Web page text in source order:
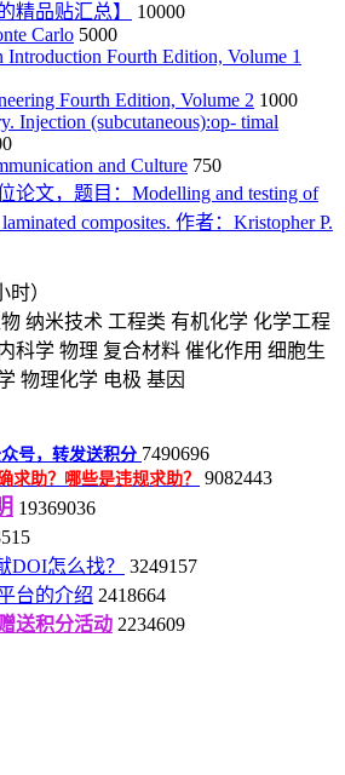
精品贴汇总】
10000
Carlo 5000
Introduction Fourth Edition, Volume 1
Fourth Edition, Volume 2 1000
Injection (subcutaneous):op- timal
and Culture 750
论文，题目：Modelling and testing of
composites. 作者：Kristopher P.
时）
纳米技术 工程类 有机化学 化学工程
内科学 物理 复合材料 催化作用 细胞生
物理化学 电极 基因
号，转发送积分 7490696
求助？哪些是违规求助？ 9082443
19369036
DOI怎么找？
3249157
台的介绍 2418664
送积分活动 2234609